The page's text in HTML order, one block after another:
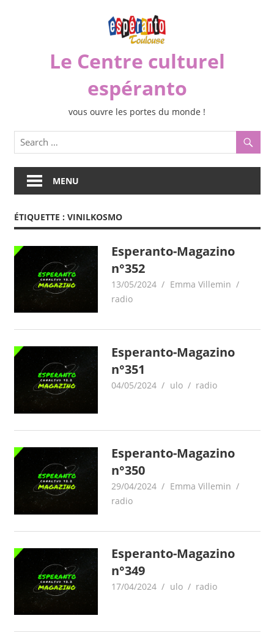
Le Centre culturel
espéranto
vous ouvre les portes du monde !
MENU
ÉTIQUETTE : VINILKOSMO
Esperanto-Magazino
n°352
13/05/2024
Emma Villemin
radio
Esperanto-Magazino
n°351
04/05/2024 ulo radio
Esperanto-Magazino
n°350
29/04/2024
Emma Villemin
radio
Esperanto-Magazino
n°349
17/04/2024 ulo radio